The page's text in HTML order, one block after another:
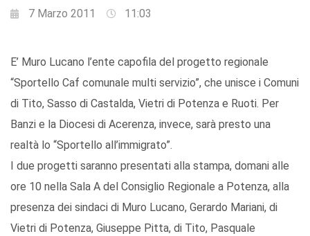
7 Marzo 2011 11:03
E’ Muro Lucano l’ente capofila del progetto regionale
“Sportello Caf comunale multi servizio”, che unisce i Comuni
di Tito, Sasso di Castalda, Vietri di Potenza e Ruoti. Per
Banzi e la Diocesi di Acerenza, invece, sarà presto una
realtà lo “Sportello all’immigrato”.
I due progetti saranno presentati alla stampa, domani alle
ore 10 nella Sala A del Consiglio Regionale a Potenza, alla
presenza dei sindaci di Muro Lucano, Gerardo Mariani, di
Vietri di Potenza, Giuseppe Pitta, di Tito, Pasquale